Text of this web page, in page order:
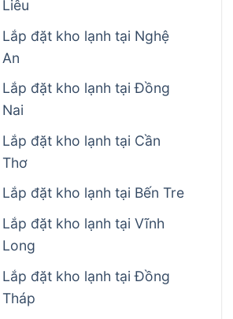
Liêu
Lắp đặt kho lạnh tại Nghệ
An
Lắp đặt kho lạnh tại Đồng
Nai
Lắp đặt kho lạnh tại Cần
Thơ
Lắp đặt kho lạnh tại Bến Tre
Lắp đặt kho lạnh tại Vĩnh
Long
Lắp đặt kho lạnh tại Đồng
Tháp